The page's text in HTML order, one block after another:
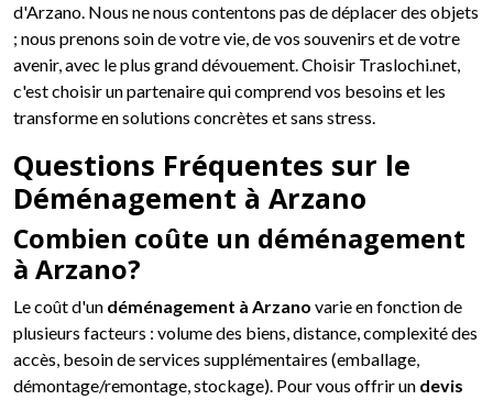
d'Arzano. Nous ne nous contentons pas de déplacer des objets
; nous prenons soin de votre vie, de vos souvenirs et de votre
avenir, avec le plus grand dévouement. Choisir Traslochi.net,
c'est choisir un partenaire qui comprend vos besoins et les
transforme en solutions concrètes et sans stress.
Questions Fréquentes sur le
Déménagement à Arzano
Combien coûte un déménagement
à Arzano?
Le coût d'un déménagement à Arzano varie en fonction de
plusieurs facteurs : volume des biens, distance, complexité des
accès, besoin de services supplémentaires (emballage,
démontage/remontage, stockage). Pour vous offrir un devis